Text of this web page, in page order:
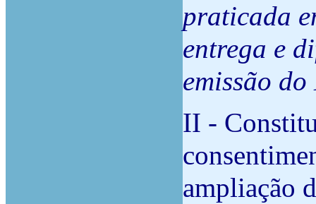
praticada
entrega e
emissão
II -
ampliação